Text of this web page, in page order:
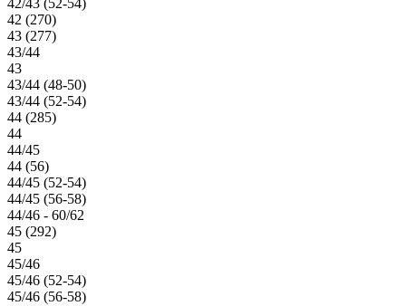
42 (270)
43 (277)
43/44
43
43/44 (48-50)
43/44 (52-54)
44 (285)
44
44/45
44 (56)
44/45 (52-54)
44/45 (56-58)
44/46 - 60/62
45 (292)
45
45/46
45/46 (52-54)
45/46 (56-58)